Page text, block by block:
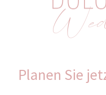
Planen Sie